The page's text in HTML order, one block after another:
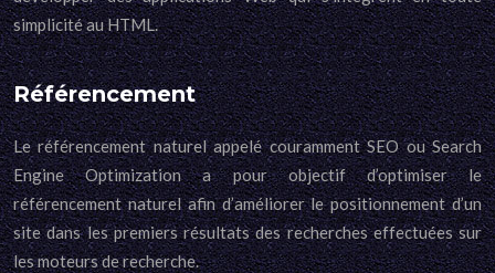
simplicité au HTML.
Référencement
Le référencement naturel appelé couramment SEO ou Search
Engine Optimization a pour objectif d’optimiser le
référencement naturel afin d’améliorer le positionnement d’un
site dans les premiers résultats des recherches effectuées sur
les moteurs de recherche.